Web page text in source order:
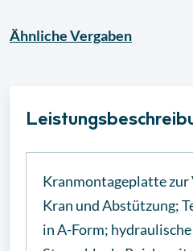
ÄhnlicheVergaben
Kranmontageplatte zur
Kran und Abstützung;
in A-Form;